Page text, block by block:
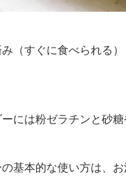
（すぐに食べられる
には粉ゼラチンと砂
基本的な使い方は、